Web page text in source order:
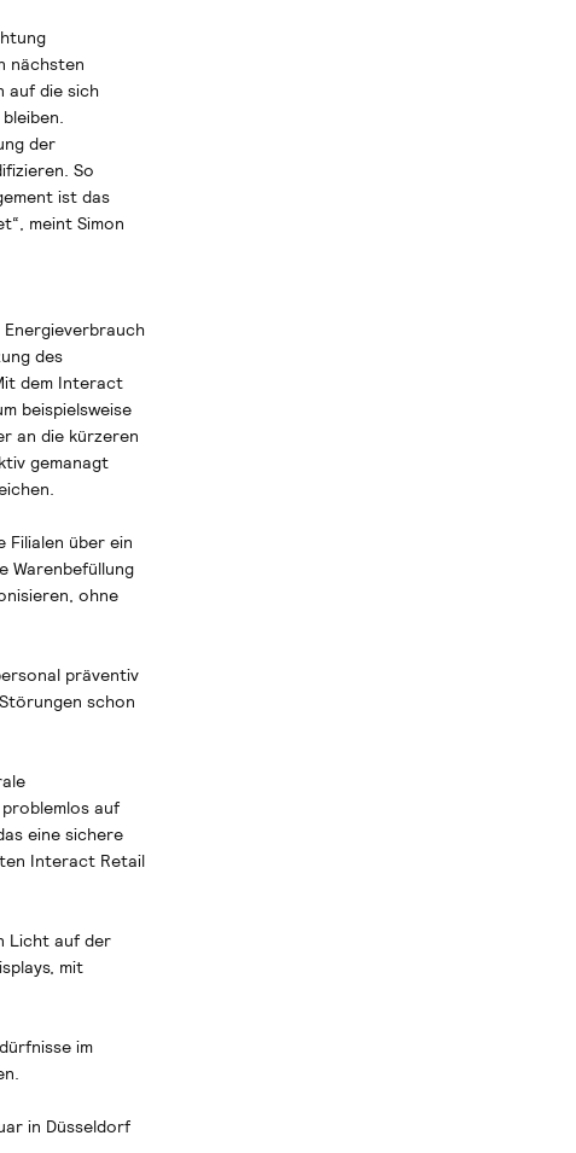
nächsten
auf die sich
der
So
ist das
meint Simon
des
dem Interact
beispielsweise
an die kürzeren
gemanagt
Filialen über ein
Warenbefüllung
ohne
präventiv
schon
auf
eine sichere
Interact Retail
Licht auf der
mit
im
in Düsseldorf